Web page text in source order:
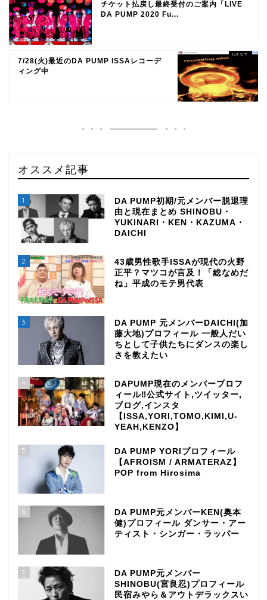
チケット払戻し最終受付のご案内「LIVE
DA PUMP 2020 Fu...
7/28(火)最近のDA PUMP ISSAレコーデ
ィング中
オススメ記事
1
DA PUMP初期/元メンバー脱退理
由と現在まとめ SHINOBU・
YUKINARI・KEN・KAZUMA・
DAICHI
2
43歳男性歌手ISSAが現代の火野
正平？マツコが言及！「総なめだ
ね」平成のモテ男代表
3
DA PUMP 元メンバーDAICHI(加
藤大地)プロフィール 一般人だい
ちとして子供たちにダンスの楽し
さを教えたい
4
DAPUMP現在のメンバープロフ
ィール‼公式サイト,ツイッター,
ブログ,インスタ
【ISSA,YORI,TOMO,KIMI,U-
YEAH,KENZO】
5
DA PUMP YORIプロフィール
【AFROISM / ARMATERAZ】
POP from Hirosima
6
DA PUMP元メンバーKEN(奥本
健)プロフィール ダンサー・アー
ティスト・シンガー・ラッパー
7
DA PUMP元メンバー
SHINOBU(宮良忍)プロフィール
民宿みやら＆アウトデラックスい